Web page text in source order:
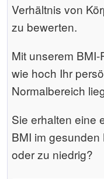
Verhältnis von
zu bewerten.
Mit unserem
wie hoch Ihr
Normalbereich
Sie erhalten eine
BMI im
oder zu niedrig?